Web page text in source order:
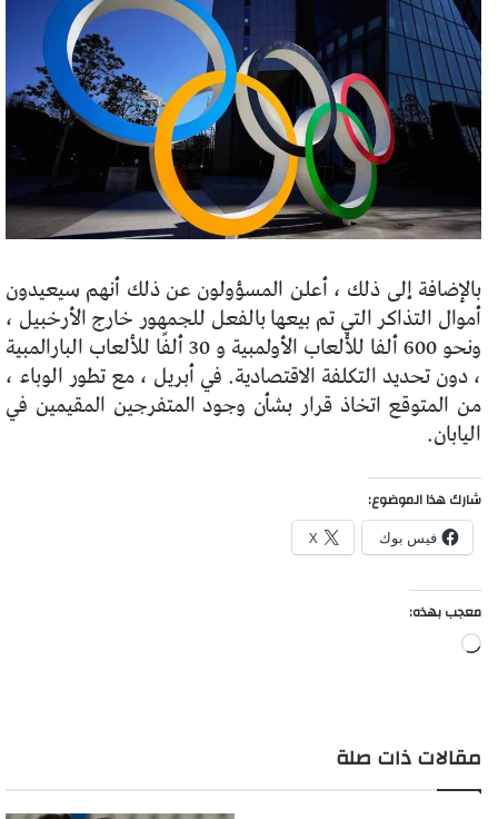
بالإضافة إلى ذلك ، أعلن المسؤولون عن ذلك أنهم سيعيدون
أموال التذاكر التي تم بيعها بالفعل للجمهور خارج الأرخبيل ،
ونحو 600 ألفا للألعاب الأولمبية و 30 ألفًا للألعاب البارالمبية
، دون تحديد التكلفة الاقتصادية. في أبريل ، مع تطور الوباء ،
من المتوقع اتخاذ قرار بشأن وجود المتفرجين المقيمين في
اليابان.
شارك هذا الموضوع:
فيس بوك X
معجب بهذه:
جاري
مقالات ذات صلة